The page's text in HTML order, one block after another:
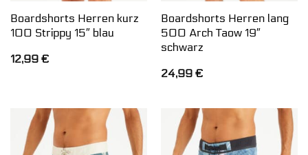
Boardshorts Herren kurz
100 Strippy 15″ blau
12,99 €
Boardshorts Herren lang
500 Arch Taow 19″
schwarz
24,99 €